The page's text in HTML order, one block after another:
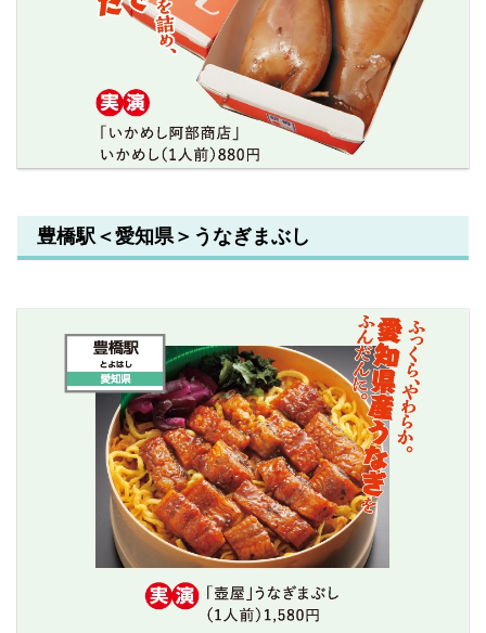
豊橋駅＜愛知県＞うなぎまぶし